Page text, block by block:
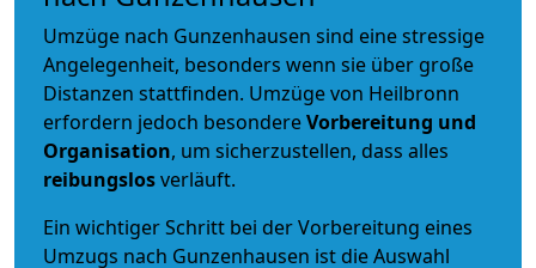
Umzüge nach Gunzenhausen sind eine stressige
Angelegenheit, besonders wenn sie über große
Distanzen stattfinden. Umzüge von Heilbronn
erfordern jedoch besondereVorbereitung und
Organisation, um sicherzustellen, dass alles
reibungslosverläuft.
Ein wichtiger Schritt bei der Vorbereitung eines
Umzugs nach Gunzenhausen ist die Auswahl